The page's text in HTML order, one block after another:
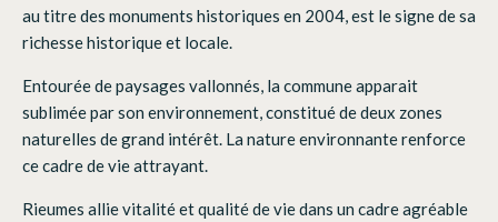
au titre des monuments historiques en 2004, est le signe de sa
richesse historique et locale.
Entourée de paysages vallonnés, la commune apparait
sublimée par son environnement, constitué de deux zones
naturelles de grand intérêt. La nature environnante renforce
ce cadre de vie attrayant.
Rieumes allie vitalité et qualité de vie dans un cadre agréable